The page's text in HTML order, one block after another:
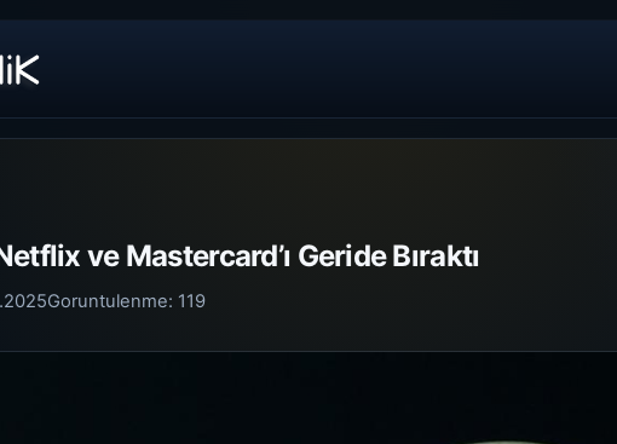
ve Mastercard’ı Geride Bıraktı
Goruntulenme: 119